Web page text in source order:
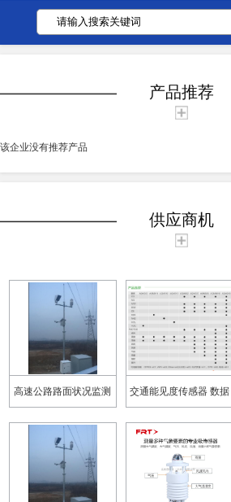
产品推荐
该企业没有推荐产品
供应商机
高速公路路面状况监测
安装简单 高速公路路面
状况监测厂家直销
交通能见度传感器 数据
准确 荆州交通自动气象
站厂家